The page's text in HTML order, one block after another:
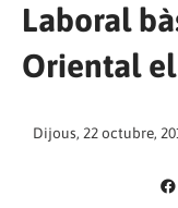
Laboral
Oriental el
Dijous, 22 octubre,